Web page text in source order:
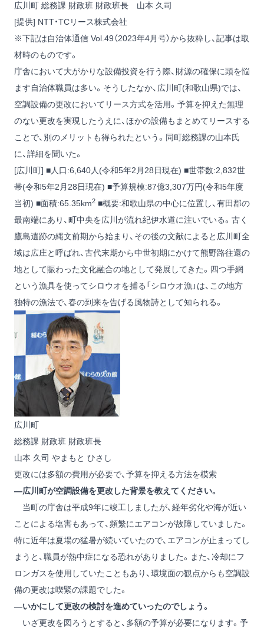
広川町 総務課 財政班 財政班長 山本 久司
[提供] NTT・TCリース株式会社
※下記は自治体通信 Vol.49（2023年4月号）から抜粋し、記事は取
材時のものです。
庁舎において大がかりな設備投資を行う際、財源の確保に頭を悩
ます自治体職員は多い。そうしたなか、広川町(和歌山県)では、
空調設備の更改においてリース方式を活用。予算を抑えた無理
のない更改を実現したうえに、ほかの設備もまとめてリースする
ことで、別のメリットも得られたという。同町総務課の山本氏
に、詳細を聞いた。
[広川町] ■人口:6,640人(令和5年2月28日現在) ■世帯数:2,832世
帯(令和5年2月28日現在) ■予算規模:87億3,307万円(令和5年度
当初) ■面積:65.35km2 ■概要:和歌山県の中心に位置し、有田郡の
最南端にあり、町中央を広川が流れ紀伊水道に注いでいる。古く
鷹島遺跡の縄文前期から始まり、その後の文献によると広川町全
域は広庄と呼ばれ、古代末期から中世初期にかけて熊野路往還の
地として賑わった文化融合の地として発展してきた。四つ手網
という漁具を使ってシロウオを捕る「シロウオ漁」は、この地方
独特の漁法で、春の到来を告げる風物詩として知られる。
広川町
総務課 財政班 財政班長
山本 久司 やまもと ひさし
更改には多額の費用が必要で、予算を抑える方法を模索
―広川町が空調設備を更改した背景を教えてください。
当町の庁舎は平成9年に竣工しましたが、経年劣化や海が近い
ことによる塩害もあって、頻繁にエアコンが故障していました。
特に近年は夏場の猛暑が続いていたので、エアコンが止まってし
まうと、職員が熱中症になる恐れがありました。また、冷却にフ
ロンガスを使用していたこともあり、環境面の観点からも空調設
備の更改は喫緊の課題でした。
―いかにして更改の検討を進めていったのでしょう。
いざ更改を図ろうとすると、多額の予算が必要になります。予